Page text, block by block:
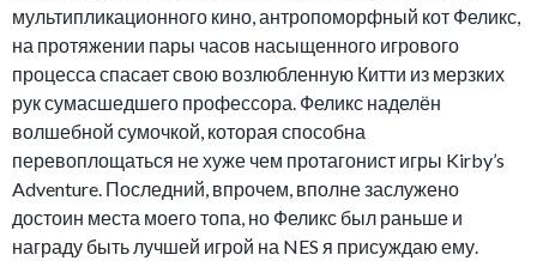
мультипликационного кино, антропоморфный кот Феликс,
на протяжении пары часов насыщенного игрового
процесса спасает свою возлюбленную Китти из мерзких
рук сумасшедшего профессора. Феликс наделён
волшебной сумочкой, которая способна
перевоплощаться не хуже чем протагонист игры Kirby’s
Adventure. Последний, впрочем, вполне заслужено
достоин места моего топа, но Феликс был раньше и
награду быть лучшей игрой на NES я присуждаю ему.